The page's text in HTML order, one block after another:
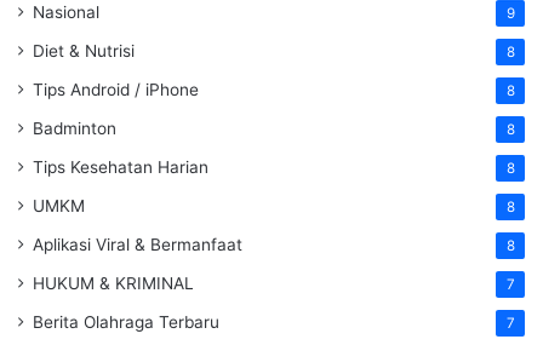
Nasional 9
Diet & Nutrisi 8
Tips Android / iPhone 8
Badminton 8
Tips Kesehatan Harian 8
UMKM 8
Aplikasi Viral & Bermanfaat 8
HUKUM & KRIMINAL 7
Berita Olahraga Terbaru 7